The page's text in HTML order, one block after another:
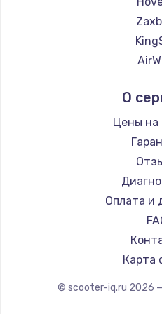
Замена
Замена
960
Замена
1145
Замена
О
Цены на
Оплата и
Карта
© scooter-iq.ru 2026